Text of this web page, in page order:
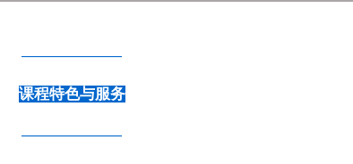
———————
课程特色与服务
———————
6位以上
忘记密码？找回